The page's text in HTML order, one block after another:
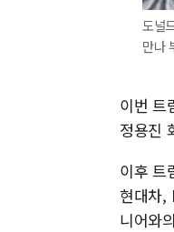
도널
만나
이번 트
정용진
이후 트
현대차,
니어와